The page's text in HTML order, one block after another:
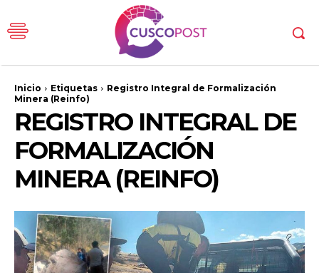
Inicio Etiquetas
Registro Integral de Formalización
Minera (Reinfo)
REGISTRO INTEGRAL DE
FORMALIZACIÓN
MINERA (REINFO)